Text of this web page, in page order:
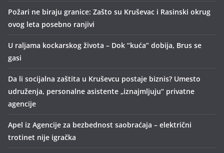
Požari ne biraju granice: Zašto su Kruševac i Rasinski okrug
ovog leta posebno ranjivi
U raljama kockarskog života – Dok “kuća” dobija, Brus se
gasi
Da li socijalna zaštita u Kruševcu postaje biznis? Umesto
udruženja, personalne asistente „iznajmljuju“ privatne
agencije
Apel iz Agencije za bezbednost saobraćaja – električni
trotinet nije igračka